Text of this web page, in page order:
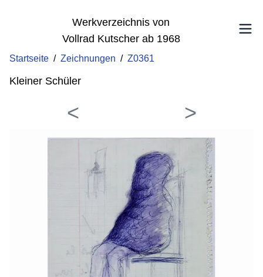
Werkverzeichnis von
Vollrad Kutscher ab 1968
Startseite / Zeichnungen / Z0361
Kleiner Schüler
< >